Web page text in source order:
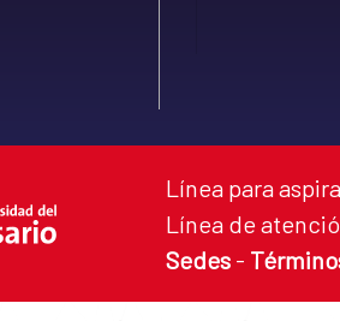
Línea para
Línea de
Sedes -